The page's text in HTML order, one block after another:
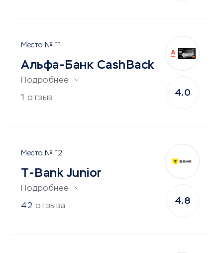
11
Альфа-Банк CashBack
Подробнее
1 отзыв
4.0
12
T-Bank Junior
Подробнее
42 отзыва
4.8